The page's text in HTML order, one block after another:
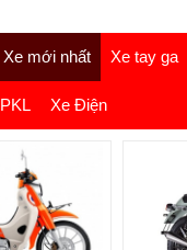
Xe mới nhất Xe tay ga
PKL Xe Điện